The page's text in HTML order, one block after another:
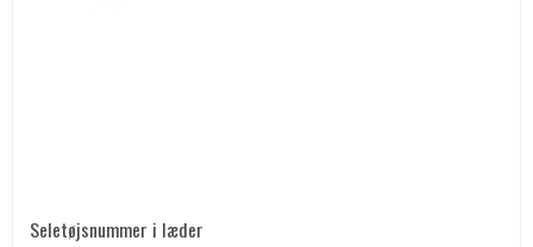
Seletøjsnummer i læder